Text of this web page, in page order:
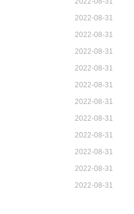
2022-08-31
2022-08-31
2022-08-31
2022-08-31
2022-08-31
2022-08-31
2022-08-31
2022-08-31
2022-08-31
2022-08-31
2022-08-31